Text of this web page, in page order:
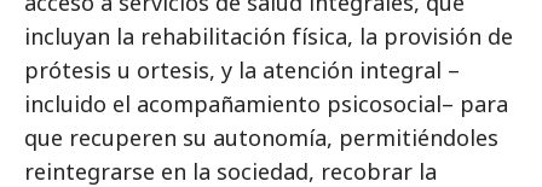
incluyan la rehabilitación física, la provisión de
prótesis u ortesis, y la atención integral –
incluido el acompañamiento psicosocial– para
que recuperen su autonomía, permitiéndoles
reintegrarse en la sociedad, recobrar la